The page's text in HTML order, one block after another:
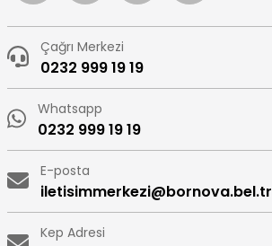
Çağrı Merkezi
0232 999 19 19
Whatsapp
0232 999 19 19
E-posta
iletisimmerkezi@bornova.bel.tr
Kep Adresi